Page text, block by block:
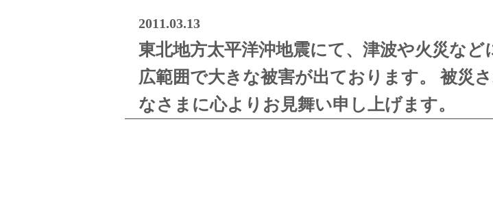
2011.03.13
東北地方太平洋沖地震にて、津波や火災など
広範囲で大きな被害が出ております。 被災
なさまに心よりお見舞い申し上げます。